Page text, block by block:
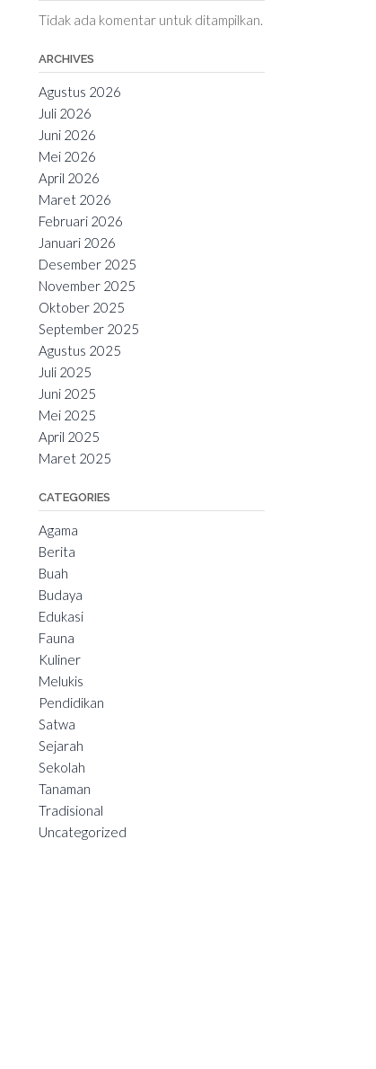
Tidak ada komentar untuk ditampilkan.
ARCHIVES
Agustus 2026
Juli 2026
Juni 2026
Mei 2026
April 2026
Maret 2026
Februari 2026
Januari 2026
Desember 2025
November 2025
Oktober 2025
September 2025
Agustus 2025
Juli 2025
Juni 2025
Mei 2025
April 2025
Maret 2025
CATEGORIES
Agama
Berita
Buah
Budaya
Edukasi
Fauna
Kuliner
Melukis
Pendidikan
Satwa
Sejarah
Sekolah
Tanaman
Tradisional
Uncategorized